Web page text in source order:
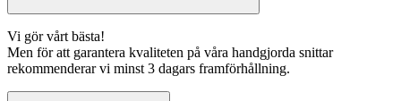
Vi gör vårt bästa!
Men för att garantera kvaliteten på våra handgjorda snittar
rekommenderar vi minst 3 dagars framförhållning.